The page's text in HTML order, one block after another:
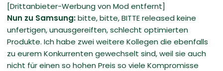
[Drittanbieter-Werbung von Mod entfernt]
Nun zu Samsung:bitte, bitte, BITTE released keine
unfertigen, unausgereiften, schlecht optimierten
Produkte. Ich habe zwei weitere Kollegen die ebenfalls
zu eurem Konkurrenten gewechselt sind, weil sie auch
nicht für einen so hohen Preis so viele Kompromisse